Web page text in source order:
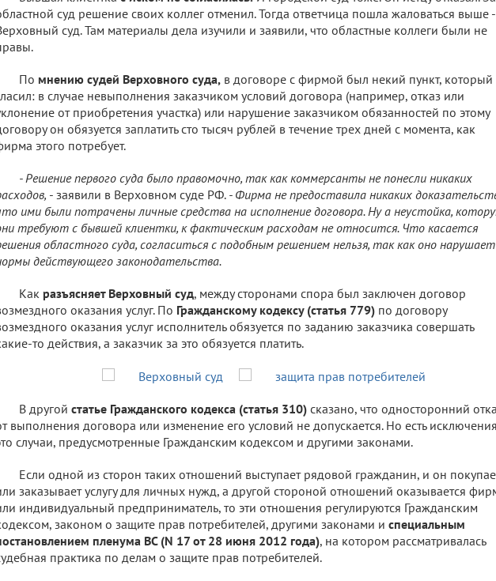
суд решение своих коллег отменил. Тогда ответчица пошла жаловаться выше
суд. Там материалы дела изучили и заявили, что областные коллеги были не
По мнению судей Верховного суда, в договоре с фирмой был некий пункт, который
в случае невыполнения заказчиком условий договора (например, отказ или
от приобретения участка) или нарушение заказчиком обязанностей по этому
он обязуется заплатить сто тысяч рублей в течение трех дней с момента, как
этого потребует.
- Решение первого суда было правомочно, так как коммерсанты не понесли никаких
- заявили в Верховном суде РФ. - Фирма не предоставила никаких
ими были потрачены личные средства на исполнение договора. Ну а неустойка,
требуют с бывшей клиентки, к фактическим расходам не относится. Что касается
областного суда, согласиться с подобным решением нельзя, так как оно нарушает
действующего законодательства.
Как разъясняет Верховный суд, между сторонами спора был заключен договор
оказания услуг. По Гражданскому кодексу (статья 779) по договору
оказания услуг исполнитель обязуется по заданию заказчика совершать
то действия, а заказчик за это обязуется платить.
В другой статье Гражданского кодекса (статья 310) сказано, что односторонний
выполнения договора или изменение его условий не допускается. Но есть
случаи, предусмотренные Гражданским кодексом и другими законами.
Если одной из сторон таких отношений выступает рядовой гражданин, и он
заказывает услугу для личных нужд, а другой стороной отношений оказывается
индивидуальный предприниматель, то эти отношения регулируются Гражданским
законом о защите прав потребителей, другими законами и специальным
пленума ВС (N 17 от 28 июня 2012 года), на котором рассматривалась
практика по делам о защите прав потребителей.